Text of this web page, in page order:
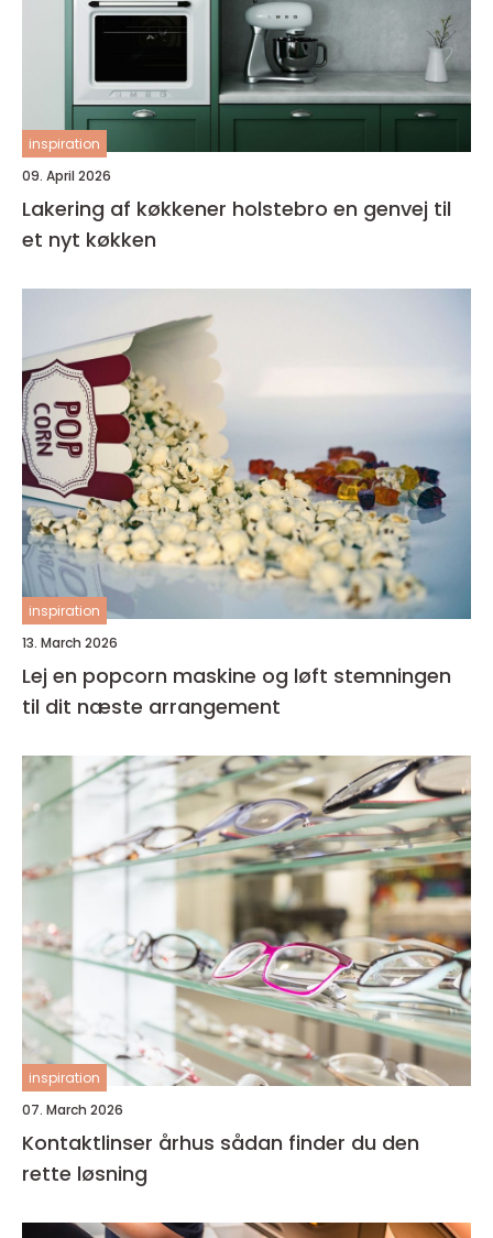
inspiration
09. April 2026
Lakering af køkkener holstebro en genvej til
et nyt køkken
inspiration
13. March 2026
Lej en popcorn maskine og løft stemningen
til dit næste arrangement
inspiration
07. March 2026
Kontaktlinser århus sådan finder du den
rette løsning